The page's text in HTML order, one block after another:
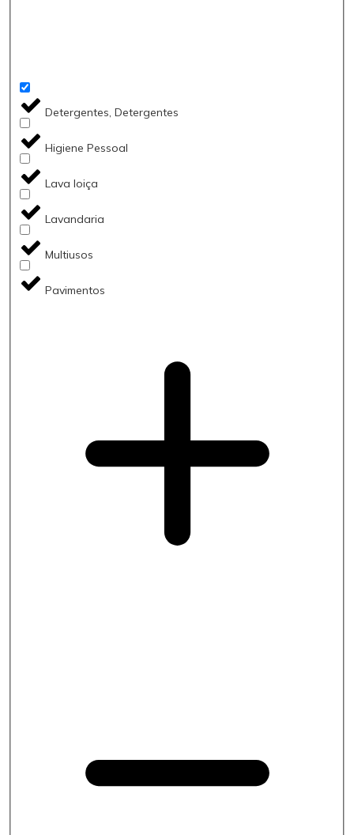
Detergentes, Detergentes
Higiene Pessoal
Lava loiça
Lavandaria
Multiusos
Pavimentos